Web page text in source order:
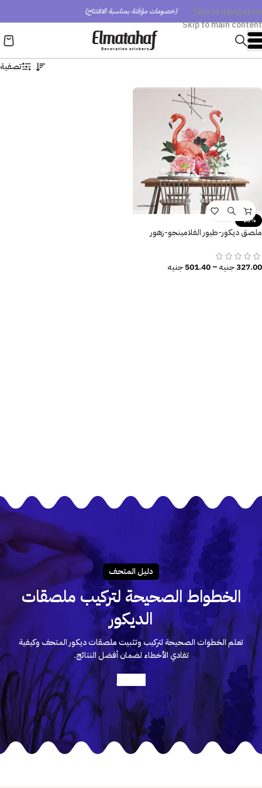
Skip to navigation
Skip to main content
(خصومات مؤقتة بمناسبة الافتتاح)
تصفية
-20%
ملصق ديكور-طيور الفلامينجو-زهور
327.00جنيه–
501.40جنيه
دليـل المتحـف
الخطواط الصحيحة لتركيب ملصقات
الديكور
تعلم الخطوات الصحيحة لتركيب وتثبيت ملصقات ديكور المتحف وكيفية
تفادي الأخطاء لضمان أفضل النتائج.